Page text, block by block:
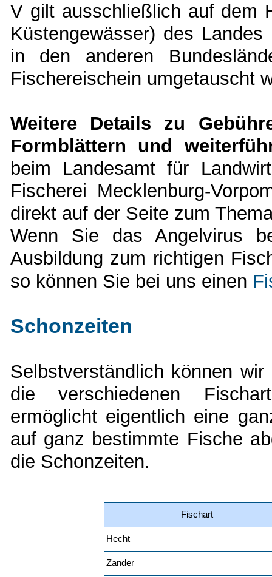
V gilt ausschließlich auf dem
Küstengewässer) des
in den anderen
Fischereischein umgetauscht
Weitere Details zu
Formblättern und
beim Landesamt für
Fischerei Mecklenburg-
direkt auf der Seite zum
Wenn Sie das Angelvirus
Ausbildung zum richtigen
so können Sie bei uns einen
Schonzeiten
Selbstverständlich können
die verschiedenen
ermöglicht eigentlich eine
auf ganz bestimmte Fische
die Schonzeiten.
Fischart
Hecht
Zander